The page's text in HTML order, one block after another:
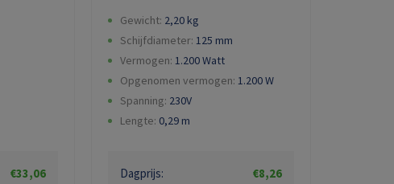
€33,06
Gewicht: 2,20 kg
Schijfdiameter: 125 mm
Vermogen: 1.200 Watt
Opgenomen vermogen: 1.200W
Spanning: 230V
Lengte: 0,29 m
Dagprijs:
€8,26